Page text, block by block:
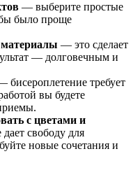
— выберите простые
было проще
материалы — это сделает
— долговечным и
бисероплетение требует
вы будете
с цветами и
свободу для
новые сочетания и